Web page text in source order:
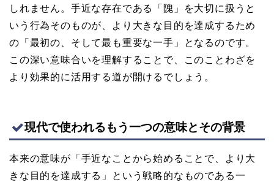
しれません。手近な存在である「隗」を大切に扱うと
いう行為そのものが、より大きな目的を達成するため
の「最初の、そして最も重要な一手」となるのです。
この深い意味合いを理解することで、このことわざを
より効果的に活用する道が開けるでしょう。
現代で使われるもう一つの意味とその背景
本来の意味が「手近なことから始めることで、より大
きな目的を達成する」という戦略的なものである一